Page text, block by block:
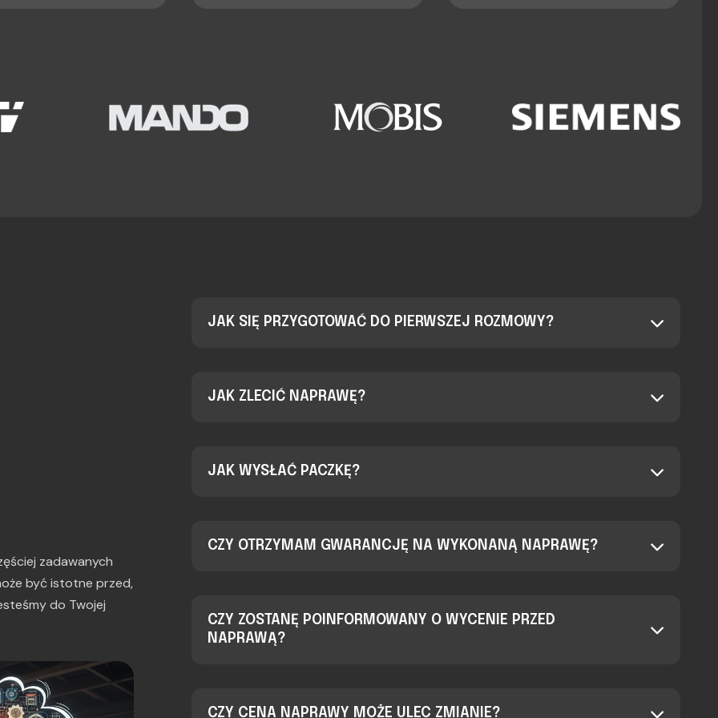
zadawanych
być istotne przed,
do Twojej
JAK SIĘ PRZYGOTOWAĆ DO PIERWSZEJ ROZMOWY?
JAK ZLECIĆ NAPRAWĘ?
JAK WYSŁAĆ PACZKĘ?
CZY OTRZYMAM GWARANCJĘ NA WYKONANĄ NAPRAWĘ?
CZY ZOSTANĘ POINFORMOWANY O WYCENIE PRZED
NAPRAWĄ?
CZY CENA NAPRAWY MOŻE ULEC ZMIANIE?